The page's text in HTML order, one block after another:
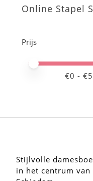
Online Stapel
Prijs
Minimale
Price
€0 - €5
Stijlvolle
in het centrum van